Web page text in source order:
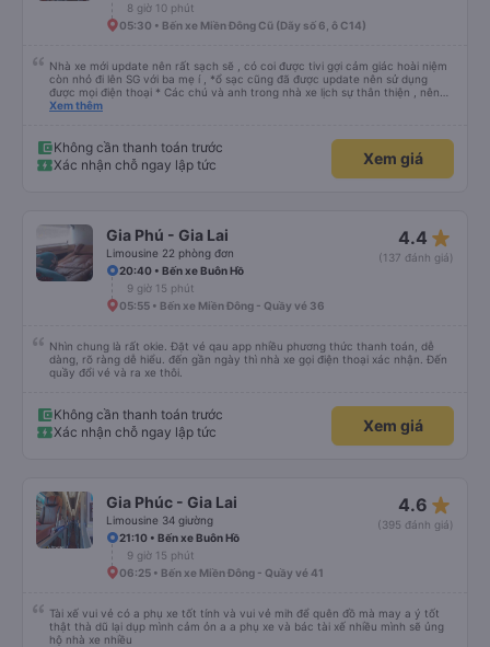
8 giờ 10 phút
05:30 • Bến xe Miền Đông Cũ (Dãy số 6, ô C14)
Nhà xe mới update nên rất sạch sẽ , có coi được tivi gợi cảm giác hoài niệm
còn nhỏ đi lên SG với ba mẹ í , *ổ sạc cũng đã được update nên sử dụng
được mọi điện thoại * Các chú và anh trong nhà xe lịch sự thân thiện , nên
các bạn yên tâm , giá còn phù hợp nữa nói chung oki la ngen , ai có nhu cầu
Xem thêm
Không cần thanh toán trước
Xác nhận chỗ ngay lập tức
Xem giá
Gia Phú - Gia Lai
Limousine 22 phòng đơn
4.4 star_rate
(137 đánh giá)
20:40 • Bến xe Buôn Hồ
9 giờ 15 phút
05:55 • Bến xe Miền Đông - Quầy vé 36
Nhìn chung là rất okie. Đặt vé qau app nhiều phương thức thanh toán, dễ
dàng, rõ ràng dễ hiểu. đến gần ngày thì nhà xe gọi điện thoại xác nhận. Đến
quầy đổi vé và ra xe thôi.
Không cần thanh toán trước
Xác nhận chỗ ngay lập tức
Xem giá
Gia Phúc - Gia Lai
Limousine 34 giường
4.6 star_rate
(395 đánh giá)
21:10 • Bến xe Buôn Hồ
9 giờ 15 phút
06:25 • Bến xe Miền Đông - Quầy vé 41
Tài xế vui vẻ có a phụ xe tốt tính và vui vẻ mih để quên đồ mà may a ý tốt
thật thà dũ lại dụp mình cảm ỏn a a phụ xe và bác tài xế nhiều mình sẽ ủng
hộ nhà xe nhiều